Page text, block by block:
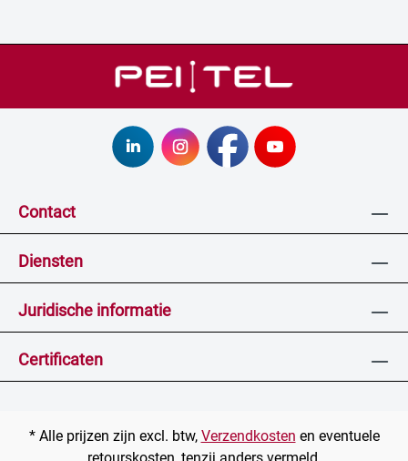
Contact
Diensten
Juridische informatie
Certificaten
* Alle prijzen zijn excl. btw, Verzendkosten en eventuele